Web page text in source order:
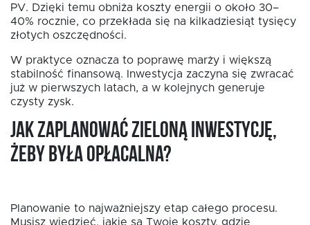
PV. Dzięki temu obniża koszty energii o około 30–
40% rocznie, co przekłada się na kilkadziesiąt tysięcy
złotych oszczędności.
W praktyce oznacza to poprawę marży i większą
stabilność finansową. Inwestycja zaczyna się zwracać
już w pierwszych latach, a w kolejnych generuje
czysty zysk.
Jak zaplanować zieloną inwestycję,
żeby była opłacalna?
Planowanie to najważniejszy etap całego procesu.
Musisz wiedzieć, jakie są Twoje koszty, gdzie